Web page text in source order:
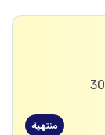
منتهية